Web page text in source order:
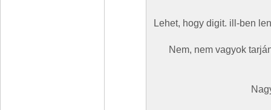
Lehet, hogy digit. ill-ben
Nem, nem vagyok